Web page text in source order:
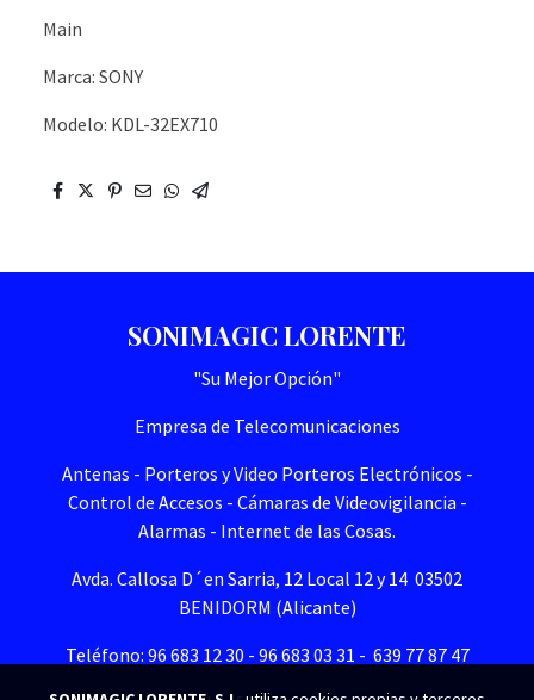
Main
Marca: SONY
Modelo: KDL-32EX710
SONIMAGIC LORENTE
"Su Mejor Opción"
Empresa de Telecomunicaciones
Antenas - Porteros y Video Porteros Electrónicos -
Control de Accesos - Cámaras de Videovigilancia -
Alarmas - Internet de las Cosas.
Avda. Callosa D´en Sarria, 12 Local 12 y 14 03502
BENIDORM (Alicante)
Teléfono: 96 683 12 30 - 96 683 03 31 - 639 77 87 47